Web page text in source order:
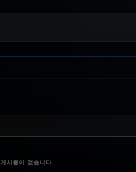
게시물이 없습니다.